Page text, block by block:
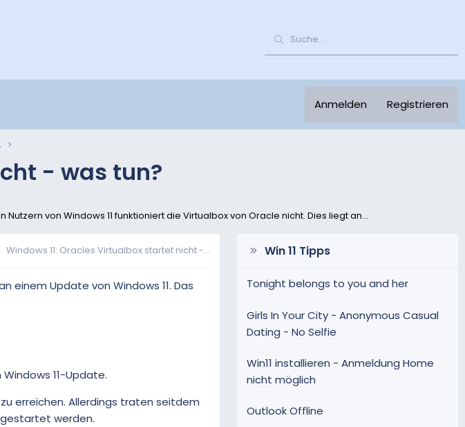
Anmelden Registrieren
tun?
- was tun?
Nutzern von Windows 11 funktioniert die Virtualbox von Oracle nicht. Dies liegt an...
Windows 11: Oracles Virtualbox startet nicht -...
einem Update von Windows 11. Das
11-Update.
erreichen. Allerdings traten seitdem
gestartet werden.
Win 11 Tipps
Tonight belongs to you and her
Girls In Your City - Anonymous Casual
Dating - No Selfie
Win11 installieren - Anmeldung Home
nicht möglich
Outlook Offline